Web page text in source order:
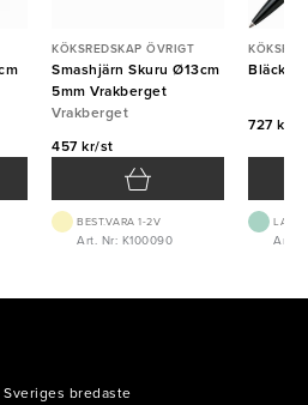
KÖKSREDSKAP ÖVRIGT
Smashjärn Skuru Ø13cm
5mm Vrakberget
Vrakberget
457 kr/st
BEST.VARA 1-2V
Art. Nr: K100090
727 kr/
Art.
bredaste